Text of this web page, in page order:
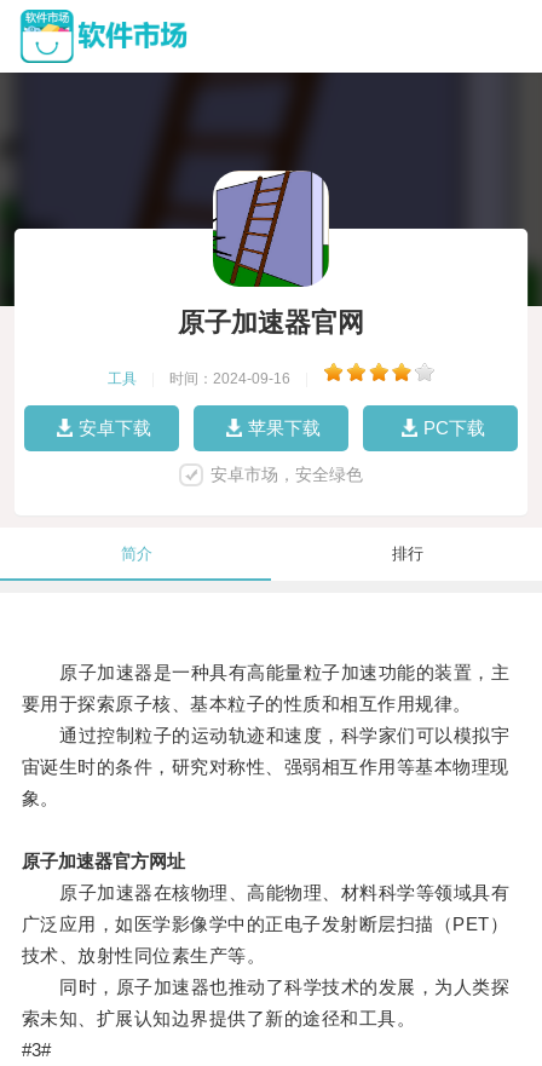
原子加速器官网
工具 时间：2024-09-16
安卓下载 苹果下载 PC下载
安卓市场，安全绿色
简介 排行
原子加速器是一种具有高能量粒子加速功能的装置，主
要用于探索原子核、基本粒子的性质和相互作用规律。
通过控制粒子的运动轨迹和速度，科学家们可以模拟宇
宙诞生时的条件，研究对称性、强弱相互作用等基本物理现
象。
原子加速器官方网址
原子加速器在核物理、高能物理、材料科学等领域具有
广泛应用，如医学影像学中的正电子发射断层扫描（PET）
技术、放射性同位素生产等。
同时，原子加速器也推动了科学技术的发展，为人类探
索未知、扩展认知边界提供了新的途径和工具。
#3#